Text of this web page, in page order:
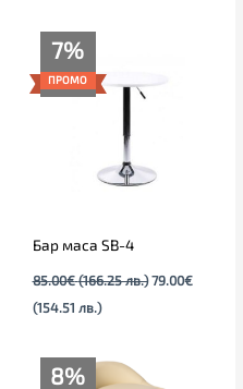
7%
ПРОМО
Бар маса SB-4
85.00€ (166.25 лв.) 79.00€
(154.51 лв.)
е:
79.00€
8%Original
price
Текущата
цена